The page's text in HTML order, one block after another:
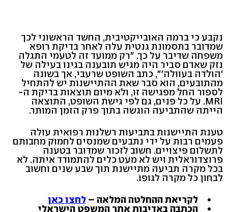
נקבע כי ברמה האובייקטיבית, החשד הראשוני לכך
שמדובר בתסמונת גנטית עלה לאחר בדיקת רופא
משפחה שדיבר על כך. "רק ממועד זה לטעמי התגלה
נזק שאדם סביר היה מגיש תובענה בגינו בעילה של
'הולדה בעוולה'", כתב השופט שרעבי, אך בשונה
מהתובעים, הוא סבר שאת ההתיישנות יש להתחיל
לספור החל מפגישה זו, ולא מיום תוצאות בדיקת ה-
MRI. על כל פנים, גם לפי גישת השופט, התוצאה
הייתה שהתביעה הוגשה בתוך פרק הזמן המותר.
טענת התיישנות בתביעות רשלנות רפואית עולה
פעמים רבות על ידי נתבעים שמנסים לחמוק מחבותם
לתשלום פיצויים. חשוב לזכור שמדובר בטענה
פרוצדוראלית ויש לא מעט כלים להתמודד איתה. לא
בכל מקרה תביעה מתיישנת תוך שבע שנים וחשוב
לבחון כל מקרה לגופו.
לקריאת ההחלטה המלאה –לחצו כאן
הכתבה באדיבות אתר המשפט הישראלי